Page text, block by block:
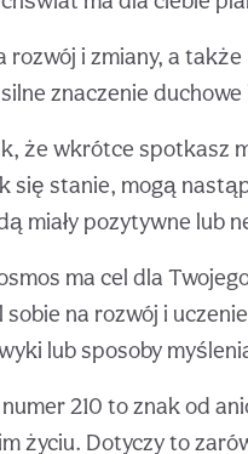
i zmiany, a
znaczenie
że wkrótce spotkasz
się stanie, mogą
miały pozytywne lub
ma cel dla
sobie na rozwój i
lub sposoby
numer 210 to znak od
życiu. Dotyczy to